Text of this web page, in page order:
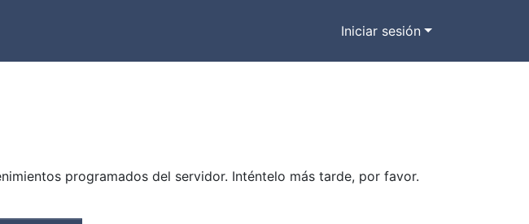
Iniciar sesión
programados del servidor. Inténtelo más tarde, por favor.